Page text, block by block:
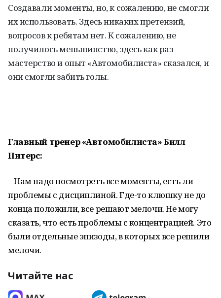
Создавали моменты, но, к сожалению, не смогли
их использовать. Здесь никаких претензий,
вопросов к ребятам нет. К сожалению, не
получилось меньшинство, здесь как раз
мастерство и опыт «Автомобилиста» сказался, и
они смогли забить голы.
Главный тренер «Автомобилиста»Билл
Питерс:
– Нам надо посмотреть все моменты, есть ли
проблемы с дисциплиной. Где-то клюшку не до
конца положили, все решают мелочи. Не могу
сказать, что есть проблемы с концентрацией. Это
были отдельные эпизоды, в которых все решили
мелочи.
Читайте нас